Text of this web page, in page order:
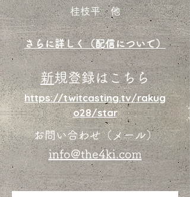
桂枝平 他
​さらに詳しく​（配信について）
​新規登録はこちら
https://twitcasting.tv/rakug
o28/star
​お問い合わせ（メール）
info@the4ki.com